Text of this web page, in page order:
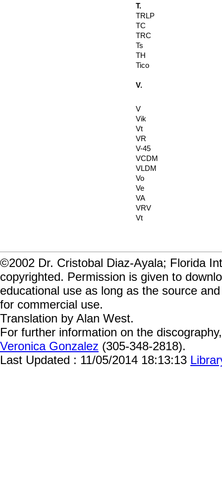
T.
TRLP
TC
TRC
Ts
TH
Tico
V.
V
Vik
Vt
VR
V-45
VCDM
VLDM
Vo
Ve
VA
VRV
Vt
©2002 Dr. Cristobal Diaz-Ayala; Florida
copyrighted. Permission is given to
educational use as long as the source
for commercial use.
Translation by Alan West.
For further information on the
Veronica Gonzalez (305-348-2818).
Last Updated : 11/05/2014 18:13:13